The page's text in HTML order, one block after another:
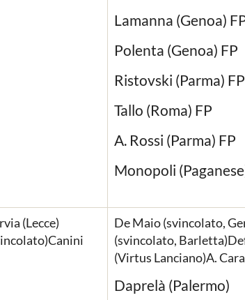
Lamanna (Genoa)
Polenta (Genoa) FP
Ristovski (Parma) FP
Tallo (Roma) FP
A. Rossi (Parma) FP
Monopoli
(Lecce)
De Maio (svincolato,
(svincolato,
(Virtus Lanciano)A.
Daprelà (Palermo)